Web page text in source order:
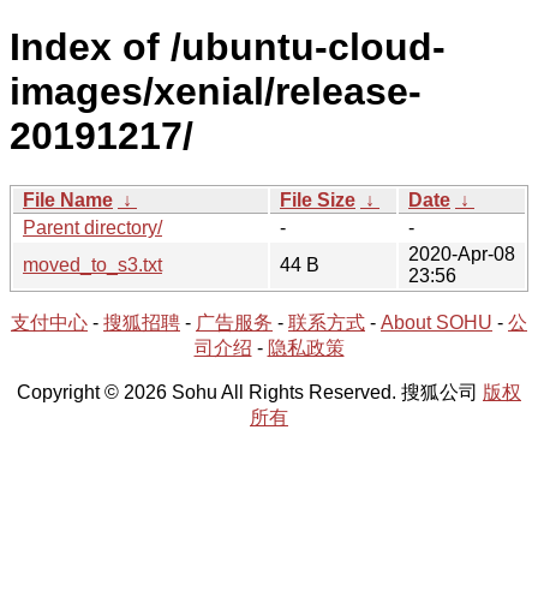
Index of /ubuntu-cloud-
images/xenial/release-
20191217/
File Name ↓ File Size ↓ Date ↓
Parent directory/
-
-
moved_to_s3.txt
44 B
2020-Apr-08
23:56
支付中心 - 搜狐招聘 - 广告服务 - 联系方式 - About SOHU - 公
司介绍 - 隐私政策
Copyright © 2026 Sohu All Rights Reserved. 搜狐公司 版权
所有